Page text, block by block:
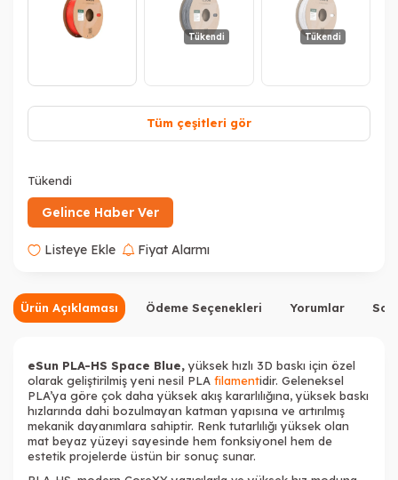
Tükendi Tükendi
Tükendi Tükendi Tükendi
Tüm çeşitleri gör
Tükendi
Gelince Haber Ver
Listeye Ekle Fiyat Alarmı
Ürün Açıklaması Ödeme Seçenekleri Yorumlar
eSun PLA-HS Space Blue,yüksek hızlı 3D baskı için özel
olarak geliştirilmiş yeni nesil PLA filamentidir. Geleneksel
PLA’ya göre çok daha yüksek akış kararlılığına, yüksek baskı
hızlarında dahi bozulmayan katman yapısına ve artırılmış
mekanik dayanımlara sahiptir. Renk tutarlılığı yüksek olan
mat beyaz yüzeyi sayesinde hem fonksiyonel hem de
estetik projelerde üstün bir sonuç sunar.